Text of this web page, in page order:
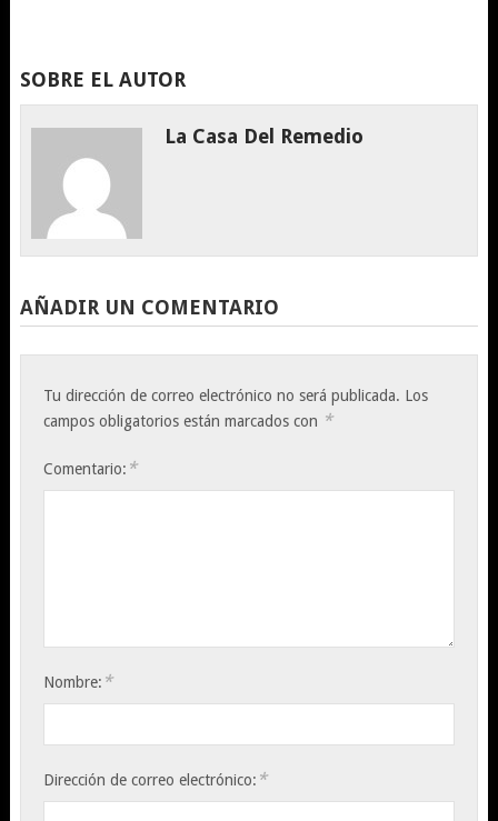
SOBRE EL AUTOR
La Casa Del Remedio
AÑADIR UN COMENTARIO
Tu dirección de correo electrónico no será publicada. Los
campos obligatorios están marcados con *
Comentario: *
Nombre: *
Dirección de correo electrónico: *